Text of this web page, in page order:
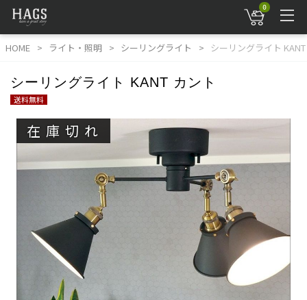
0
HOME ライト・照明 シーリングライト シーリングライト
シーリングライト KANT カント
送料無料
在庫切れ